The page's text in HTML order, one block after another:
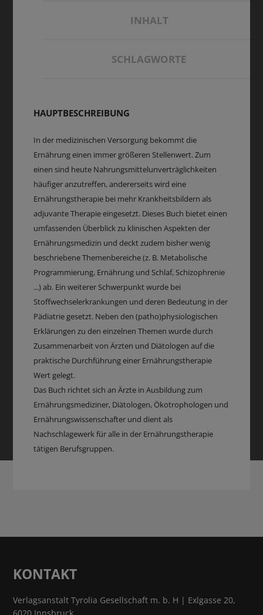
INHALT
SCHLAGWORTE
HAUPTBESCHREIBUNG
In der medizinischen Versorgung bekommt die
Ernährung einen immer größeren Stellenwert. Zum
einen sind heute Nahrungsmittelunverträglichkeiten
häufiger anzutreffen, andererseits wird eine
Ernährungstherapie bei mehr Krankheitsbildern als
adjuvante Therapie eingesetzt. Dieses Buch bietet einen
umfassenden Überblick zu klinischen Aspekten der
Ernährungsmedizin und deckt zudem bisher wenig
beschriebene Themenbereiche (z. B. Metabolische
Programmierung, Ernährung und Schlaf, Schizophrenie
...) ab. Ein weiterer Schwerpunkt wurde bei
Stoffwechselerkrankungen und deren Bedeutung in der
Pädiatrie gesetzt. Neben den (patho)physiologischen
Erklärungen zu den einzelnen Themen wurde durch
Zusammenarbeit von Ärzten und Diätologen auf die
praktische Durchführung einer Ernährungstherapie
Wert gelegt.
Das Buch richtet sich an Ärzte in Ausbildung zum
Ernährungsmediziner, Diätologen, Ökotrophologen und
Ernährungswissenschafter und dient als
Nachschlagewerk für alle in der Ernährungstherapie
tätigen Berufsgruppen.
KONTAKT
Verlagsanstalt Tyrolia Gesellschaft m. b. H | Exlgasse 20,